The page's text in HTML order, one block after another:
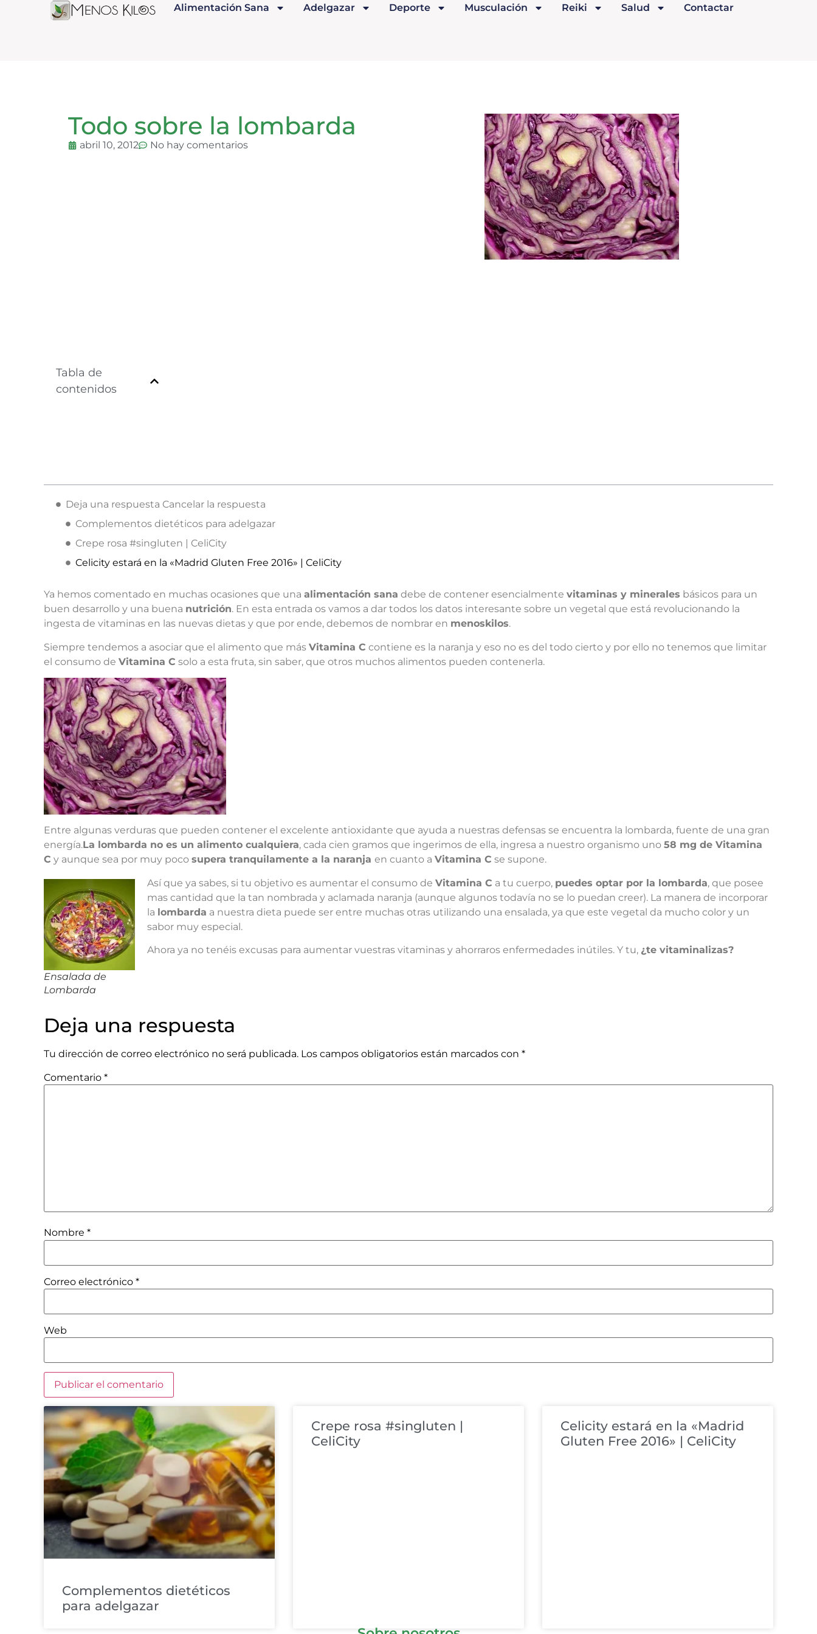
Alimentación Sana Adelgazar Deporte Musculación Reiki Salud Contactar
Todo sobre la lombarda
abril 10, 2012 No hay comentarios
Tabla de
contenidos
Deja una respuesta Cancelar la respuesta
Complementos dietéticos para adelgazar
Crepe rosa #singluten | CeliCity
Celicity estará en la «Madrid Gluten Free 2016» | CeliCity
Ya hemos comentado en muchas ocasiones que una alimentación sana debe de contener esencialmente vitaminas y minerales básicos para un
buen desarrollo y una buena nutrición. En esta entrada os vamos a dar todos los datos interesante sobre un vegetal que está revolucionando la
ingesta de vitaminas en las nuevas dietas y que por ende, debemos de nombrar en menoskilos.
Siempre tendemos a asociar que el alimento que más Vitamina C contiene es la naranja y eso no es del todo cierto y por ello no tenemos que limitar
el consumo de Vitamina C solo a esta fruta, sin saber, que otros muchos alimentos pueden contenerla.
Entre algunas verduras que pueden contener el excelente antioxidante que ayuda a nuestras defensas se encuentra la lombarda, fuente de una gran
energía.La lombarda no es un alimento cualquiera, cada cien gramos que ingerimos de ella, ingresa a nuestro organismo uno 58 mg de Vitamina
C y aunque sea por muy poco supera tranquilamente a la naranja en cuanto a Vitamina C se supone.
Ensalada de
Lombarda
Así que ya sabes, si tu objetivo es aumentar el consumo de Vitamina C a tu cuerpo, puedes optar por la lombarda, que posee
mas cantidad que la tan nombrada y aclamada naranja (aunque algunos todavía no se lo puedan creer). La manera de incorporar
la lombarda a nuestra dieta puede ser entre muchas otras utilizando una ensalada, ya que este vegetal da mucho color y un
sabor muy especial.
Ahora ya no tenéis excusas para aumentar vuestras vitaminas y ahorraros enfermedades inútiles. Y tu, ¿te vitaminalizas?
Deja una respuesta
Tu dirección de correo electrónico no será publicada. Los campos obligatorios están marcados con *
Comentario *
Nombre *
Correo electrónico *
Web
Complementos dietéticos
para adelgazar
Crepe rosa #singluten |
CeliCity
Celicity estará en la «Madrid
Gluten Free 2016» | CeliCity